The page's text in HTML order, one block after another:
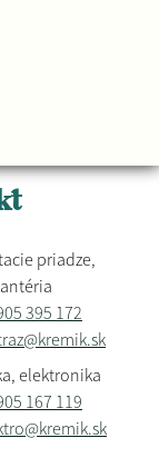
priadze,
395 172
elektronika
167 119